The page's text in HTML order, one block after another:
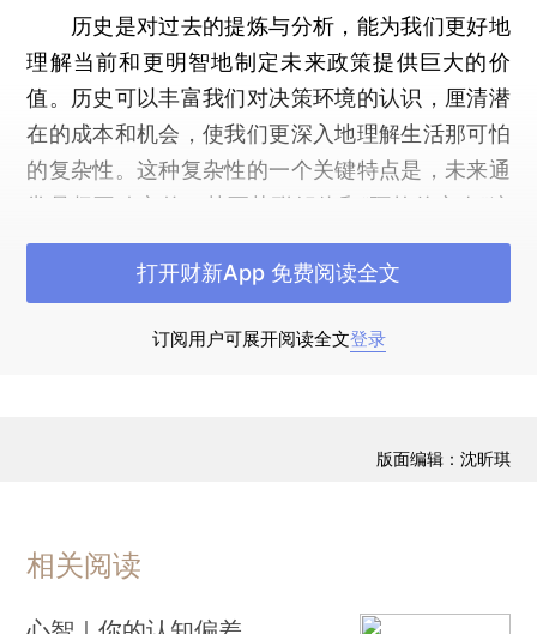
历史是对过去的提炼与分析，能为我们更好地
理解当前和更明智地制定未来政策提供巨大的价
值。历史可以丰富我们对决策环境的认识，厘清潜
在的成本和机会，使我们更深入地理解生活那可怕
的复杂性。这种复杂性的一个关键特点是，未来通
常是极不确定的，甚至苏联解体和“阿拉伯之春”这
样的重大事件也莫不如是。然而，一旦事件发生，
擅长事后诸葛亮的人往往会夸大事件的可预测性和
对参与者的采访或许能让人们更好地了解过去发生
论证，若想根除这种不一致性，评价历史时应该更
作为致力于政策分析的在校从教者，我们尝试
从历史中了解世界将如何发展，以及（特别是）我
们的行为会如何影响这一发展。经验告诉我们，无
订阅用户可展开阅读全文登录
打开财新App 免费阅读全文
版面编辑：沈昕琪
相关阅读